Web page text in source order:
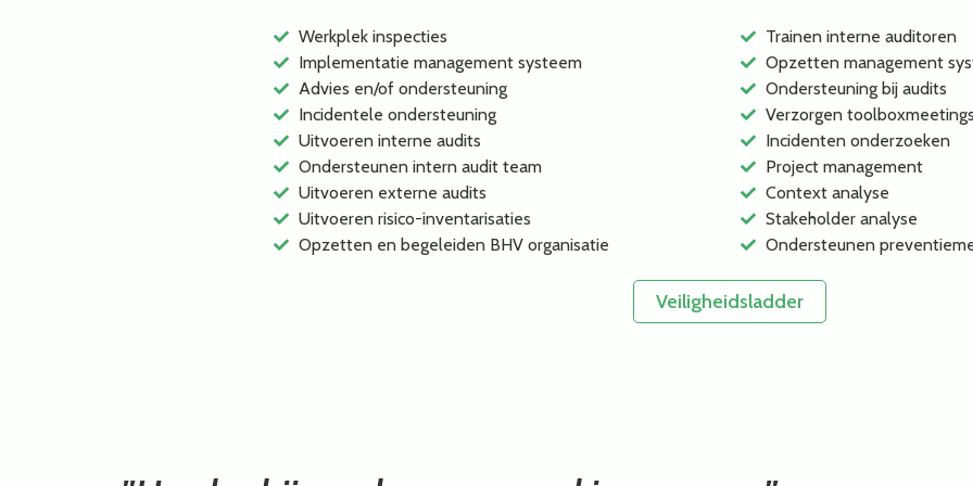
Werkplek inspecties
Implementatie management systeem
Advies en/of ondersteuning
Incidentele ondersteuning
Uitvoeren interne audits
Ondersteunen intern audit team
Uitvoeren externe audits
Uitvoeren risico-inventarisaties
Opzetten en begeleiden BHV organisatie
Trainen interne auditoren
Opzetten management
Ondersteuning bij audits
Verzorgen toolboxmeetings
Incidenten onderzoeken
Project management
Context analyse
Stakeholder analyse
Ondersteunen
Veiligheidsladder